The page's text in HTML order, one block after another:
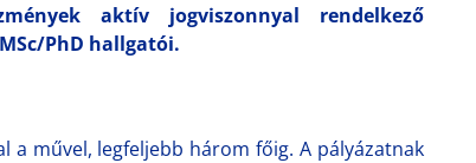
aktív jogviszonnyal rendelkező
PhD hallgatói.
a művel, legfeljebb három főig. A pályázatnak